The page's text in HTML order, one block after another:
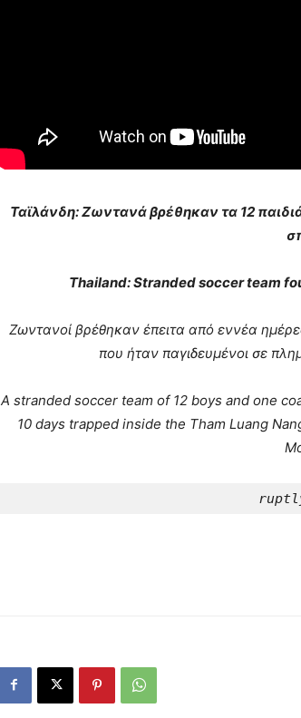
Ταϊλάνδη: Ζωντανά βρέθηκαν τα 12
Thailand: Stranded soccer team
Ζωντανοί βρέθηκαν έπειτα από εννέα
που ήταν παγιδευμένοι σε
A stranded soccer team of 12 boys and one
10 days trapped inside the Tham Luang